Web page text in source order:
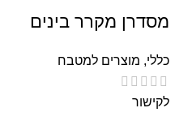
מסדרן מקרר בינים
כללי, מוצרים למטבח
לקישור